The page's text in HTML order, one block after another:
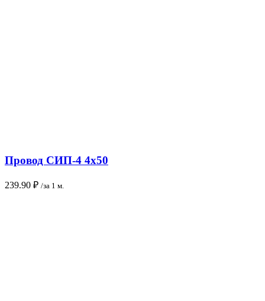
Провод СИП-4 4х50
239.90 ₽ /за 1 м.